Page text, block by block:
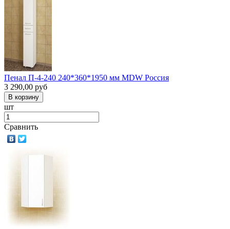
Пенал П-4-240 240*360*1950 мм MDW Россия
3 290,00 руб
шт
Сравнить